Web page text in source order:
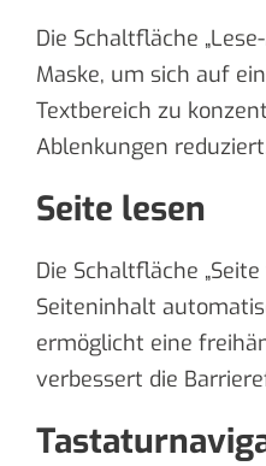
Die Schaltfläche
Maske, um sich auf
Textbereich zu
Ablenkungen
Seite lesen
Die Schaltfläche
Seiteninhalt
ermöglicht eine
verbessert die